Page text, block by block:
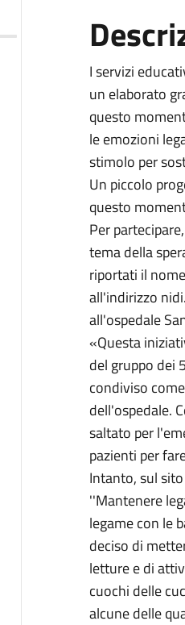
I servizi
un elaborato
questo
le emozioni
stimolo per
Un piccolo
questo
Per
tema della
riportati il
all'indirizzo
all'ospedale
«Questa
del gruppo dei
condiviso
dell'ospedale.
saltato per
pazienti per
Intanto, sul
''Mantenere
legame con le
deciso di
letture e di
cuochi delle
alcune delle